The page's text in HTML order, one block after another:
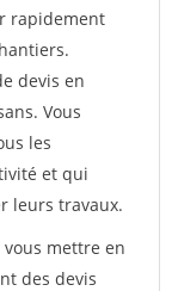
rapidement
devis en
Vous
les
et qui
leurs travaux.
mettre en
des devis